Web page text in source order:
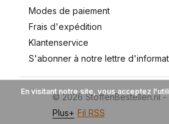
Modes de paiement
Frais d'expédition
Klantenservice
S'abonner à notre lettre
© 2026 StoffenBestellen.nl
Plus+ Fil RSS
En visitant notre site, vous acceptez